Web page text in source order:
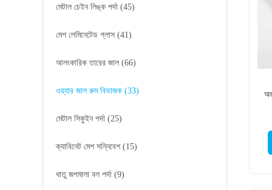
মেটাল চেইন লিঙ্ক পর্দা (45)
মেশ লেমিনেটেড গ্লাস (41)
আলংকারিক তারের জাল (66)
ওয়্যার জাল রুম বিভাজক (33)
মেটাল সিকুইন পর্দা (25)
ক্যাবিনেট মেশ সন্নিবেশ (15)
ধাতু জপমালা বল পর্দা (9)